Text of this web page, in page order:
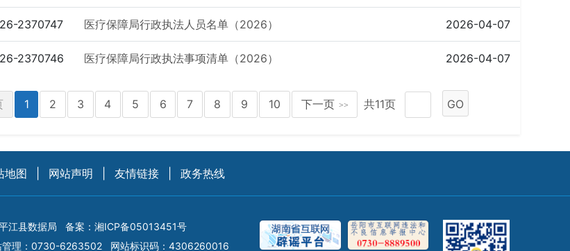
2370747 医疗保障局行政执法人员名单（2026） 2026-04-07
2370746 医疗保障局行政执法事项清单（2026） 2026-04-07
1 2 3 4 5 6 7 8 9 10 下一页 >> 共11页 GO
地图 网站声明 友情链接 政务热线
江县数据局 备案： 湘ICP备05013451号
管理：0730-6263502 网站标识码：4306260016